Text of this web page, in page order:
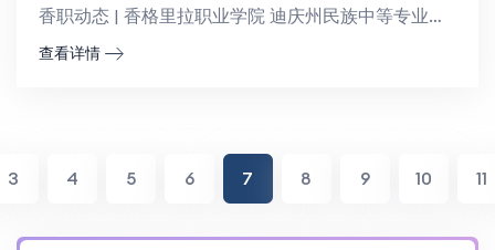
香职动态 | 香格里拉职业学院 迪庆州民族中等专业学校庆祝建党104周年主题活动暨第七届校园文化艺术...
查看详情
3 4 5 6 7 8 9 10 11